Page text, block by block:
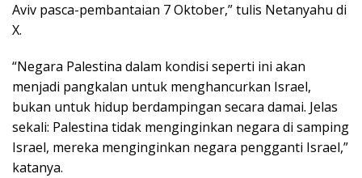
Aviv pasca-pembantaian 7 Oktober,” tulis Netanyahu di
X.
“Negara Palestina dalam kondisi seperti ini akan
menjadi pangkalan untuk menghancurkan Israel,
bukan untuk hidup berdampingan secara damai. Jelas
sekali: Palestina tidak menginginkan negara di samping
Israel, mereka menginginkan negara pengganti Israel,”
katanya.